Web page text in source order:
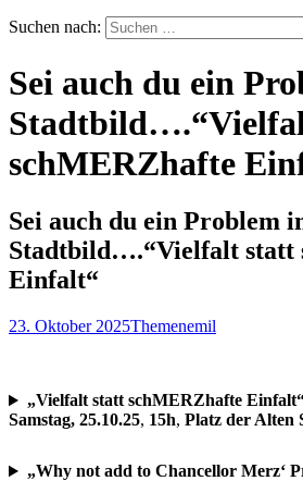
Suchen nach:
Sei auch du ein
schMERZhafte
Sei auch du ein Problem
Stadtbild….“Vielfalt statt
Einfalt“
23. Oktober 2025Themenemil
„Vielfalt statt schMERZhafte
Samstag, 25.10.25, 15h, Platz der Alten
„Why not add to Chancellor Merz‘